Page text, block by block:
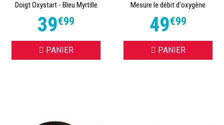
Doigt Oxystart - Bleu Myrtille
39€99
PANIER
Mesure le débit d'oxygène
49€99
PANIER